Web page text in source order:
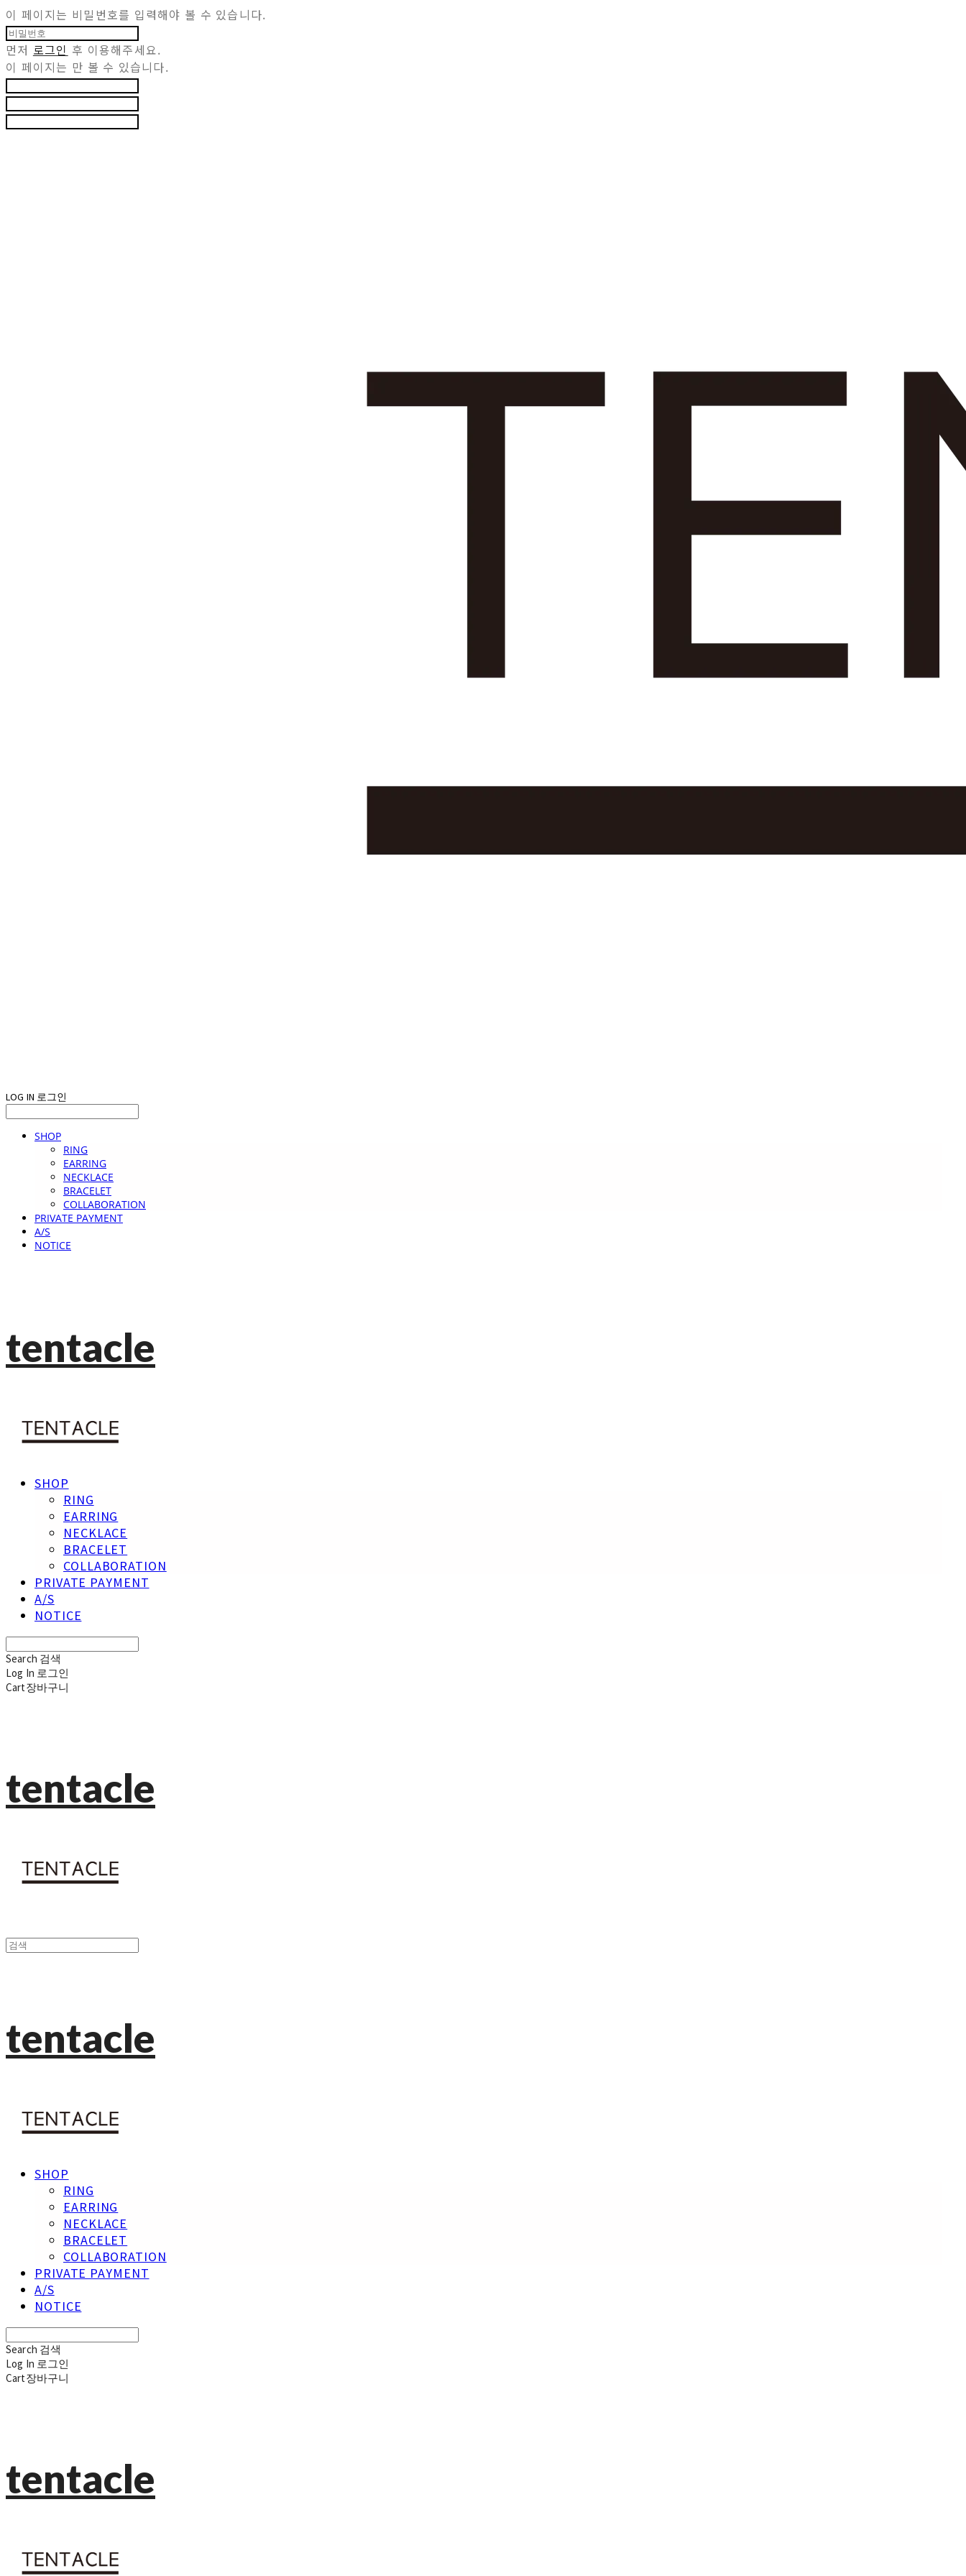
이 페이지는 비밀번호를 입력해야 볼 수 있습니다.
먼저 로그인 후 이용해주세요.
이 페이지는 만 볼 수 있습니다.
LOG IN 로그인
SHOP
RING
EARRING
NECKLACE
BRACELET
COLLABORATION
PRIVATE PAYMENT
A/S
NOTICE
tentacle
SHOP
RING
EARRING
NECKLACE
BRACELET
COLLABORATION
PRIVATE PAYMENT
A/S
NOTICE
Search 검색
Log In 로그인
Cart장바구니
tentacle
tentacle
SHOP
RING
EARRING
NECKLACE
BRACELET
COLLABORATION
PRIVATE PAYMENT
A/S
NOTICE
Search 검색
Log In 로그인
Cart장바구니
tentacle